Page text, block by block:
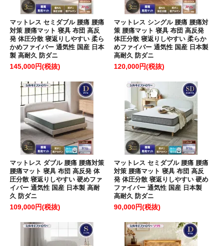
マットレス セミダブル 腰痛 腰痛
対策 腰痛マット 寝具 布団 高反
発 体圧分散 寝返りしやすい 柔ら
かめファイバー 通気性 国産 日本
製 高耐久 防ダニ
145,000円(税抜)
マットレス シングル 腰痛 腰痛対
策 腰痛マット 寝具 布団 高反発
体圧分散 寝返りしやすい 柔らか
めファイバー 通気性 国産 日本製
高耐久 防ダニ
120,000円(税抜)
マットレス ダブル 腰痛 腰痛対策
腰痛マット 寝具 布団 高反発 体
圧分散 寝返りしやすい 硬めファ
イバー 通気性 国産 日本製 高耐
久 防ダニ
109,000円(税抜)
マットレス セミダブル 腰痛 腰痛
対策 腰痛マット 寝具 布団 高反
発 体圧分散 寝返りしやすい 硬め
ファイバー 通気性 国産 日本製
高耐久 防ダニ
90,000円(税抜)